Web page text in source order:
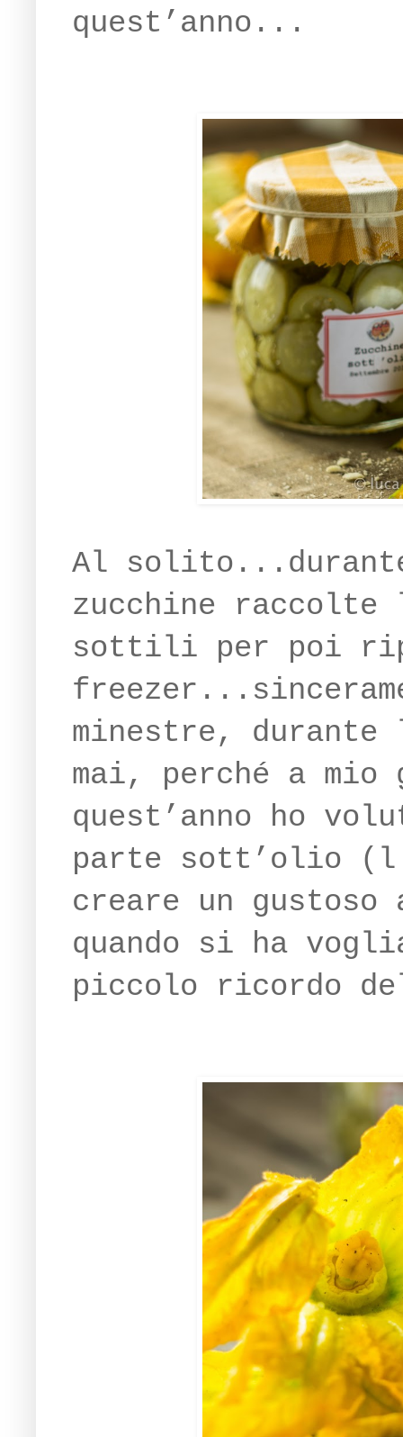
quest’anno...
Al
zucchine
sottili per poi
minestre,
mai, perché a mio
quest’anno ho
parte sott’olio
creare un gustoso
quando si ha
piccolo ricordo